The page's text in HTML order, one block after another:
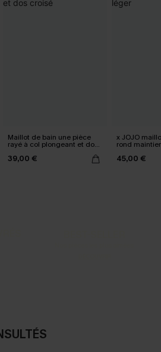
Maillot de bain une pièce
rayé à col plongeant et dos
39,00 €
x JOJO
rond
45,00 €